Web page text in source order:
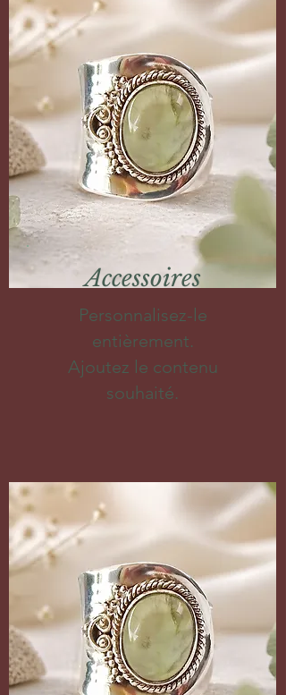
Accessoires
Personnalisez-le
entièrement.
Ajoutez le contenu
souhaité.